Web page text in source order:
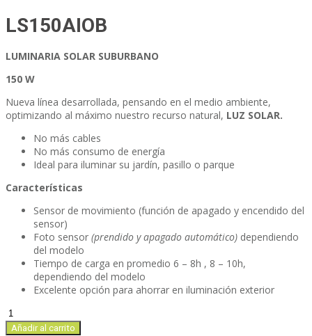
LS150AIOB
LUMINARIA SOLAR SUBURBANO
150 W
Nueva línea desarrollada, pensando en el medio ambiente,
optimizando al máximo nuestro recurso natural, LUZ SOLAR.
No más cables
No más consumo de energía
Ideal para iluminar su jardín, pasillo o parque
Características
Sensor de movimiento (función de apagado y encendido del
sensor)
Foto sensor (prendido y apagado automático) dependiendo
del modelo
Tiempo de carga en promedio 6 – 8h , 8 – 10h,
dependiendo del modelo
Excelente opción para ahorrar en iluminación exterior
LS150AIOB
cantidad
Añadir al carrito